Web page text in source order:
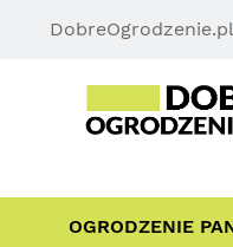
OGRODZENIE